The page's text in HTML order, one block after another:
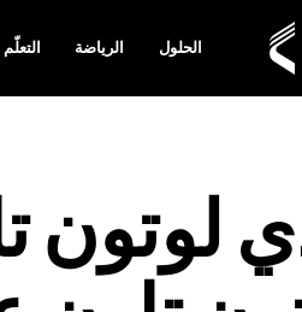
الحلول الرياضة التعلّم
لوتون